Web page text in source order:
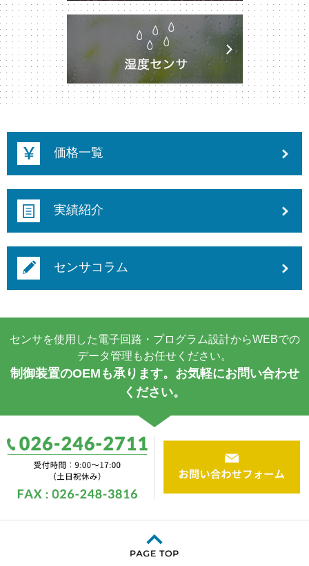
価格一覧
実績紹介
センサコラム
センサを使用した電子回路・プログラム設計からWEBでの
データ管理もお任せください。
制御装置のOEMも承ります。お気軽にお問い合わせ
ください。